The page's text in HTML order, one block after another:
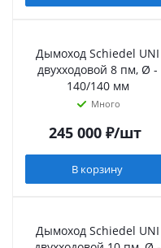
Дымоход Schiedel UNI
двухходовой 8 пм, Ø -
140/140 мм
Много
245 000₽/шт
В корзину
Дымоход Schiedel UNI